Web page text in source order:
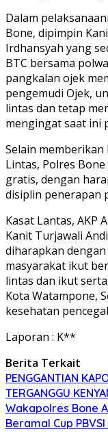
Dalam
Bone, dipimpin
Irdhansyah yang
BTC bersama
pangkalan ojek
pengemudi Ojek,
lintas dan tetap
mengingat saat ini
Selain
Lintas, Polres
gratis, dengan
disiplin penerapan
Kasat Lantas, AKP
Kanit Turjawali
diharapkan
masyarakat ikut
lintas dan ikut
Kota Watampone,
kesehatan
Laporan : K**
Berita Terkait
PENGGANTIAN
TERGANGGU
Wakapolres Bone
Beramal Cup